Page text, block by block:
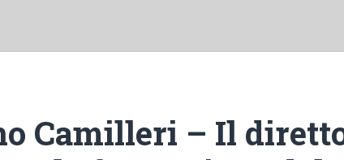
Camilleri – Il